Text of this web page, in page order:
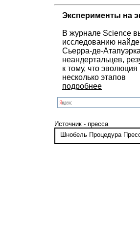
Эксперименты на
В журнале Science
исследованию
Сьерра-де-
неандертальцев,
к тому, что
несколько этапов
подробнее
Источник - пресса
Шнобель Процедура